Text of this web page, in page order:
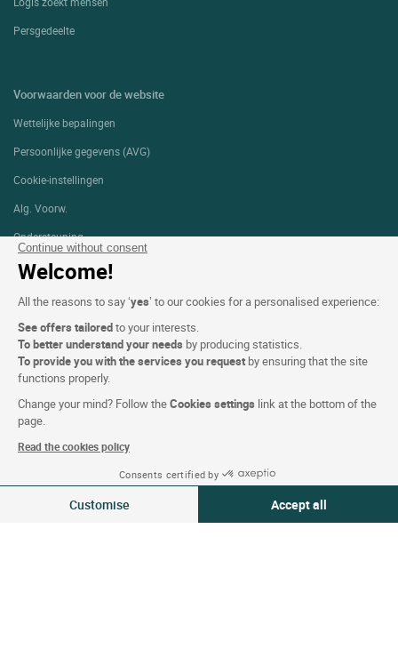
Continue without consent
Welcome!
All the reasons to say ‘yes’ to our cookies for a personalised experience:
See offers tailoredto your interests.
To better understand your needs by producing statistics.
To provide you with the services you request by ensuring that the site
functions properly.
Change your mind? Follow theCookies settings link at the bottom of the
page.
Read the cookies policy
Consents certified by
Customise Accept all
Zie beschikbaarheid
Persgedeelte
Voorwaarden voor de website
Wettelijke bepalingen
Persoonlijke gegevens (AVG)
Cookie-instellingen
Alg. Voorw.
Ondersteuning
Sitemap
VOLG ONS
Onze selectie van hotels in
Frankrijk en Europa